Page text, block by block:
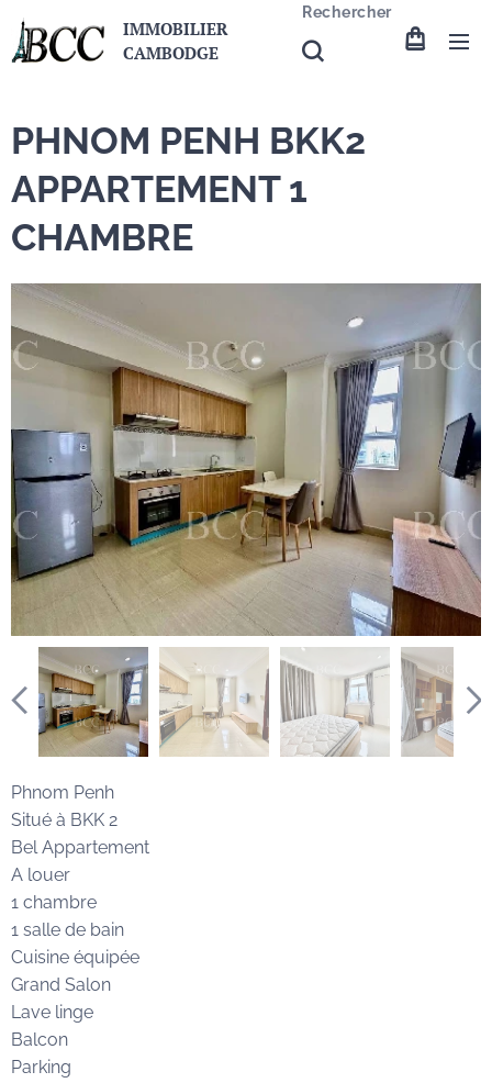
IMMOBILIER
CAMBODGE
Rechercher
PHNOM PENH BKK2
APPARTEMENT 1
CHAMBRE
Phnom Penh
Situé à BKK 2
Bel Appartement
A louer
1 chambre
1 salle de bain
Cuisine équipée
Grand Salon
Lave linge
Balcon
Parking